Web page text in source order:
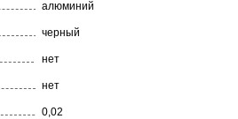
алюминий
черный
нет
нет
0,02